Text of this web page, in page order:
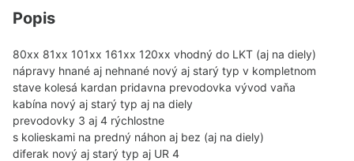
Popis
80xx 81xx 101xx 161xx 120xx vhodný do LKT (aj na diely)
nápravy hnané aj nehnané nový aj starý typ v kompletnom
stave kolesá kardan pridavna prevodovka vývod vaňa
kabína nový aj starý typ aj na diely
prevodovky 3 aj 4 rýchlostne
s kolieskami na predný náhon aj bez (aj na diely)
diferak nový aj starý typ aj UR 4